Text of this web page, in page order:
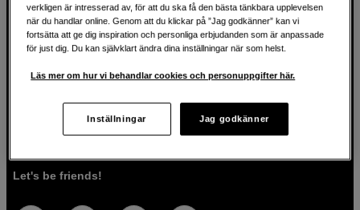
På Scandinavian Photo har vi i över 40 år hjälpt kreativa
människor att förverkliga sina visioner inom fotografi, ljud,
video, film, musik, konst och teknologi. Vi brinner för både
tekniken och människorna som använder den. Vi vet att
för att guida dig så att du väljer rätt produkter för det du vill
säkerställer vi att du får den utrustning som passar dig
Let's be friends!
verkligen är intresserad av, för att du ska få den bästa tänkbara upplevelsen
när du handlar online. Genom att du klickar på ”Jag godkänner” kan vi
fortsätta att ge dig inspiration och personliga erbjudanden som är anpassade
för just dig. Du kan självklart ändra dina inställningar när som helst.
Läs mer om hur vi behandlar cookies och personuppgifter här.
Inställningar Jag godkänner